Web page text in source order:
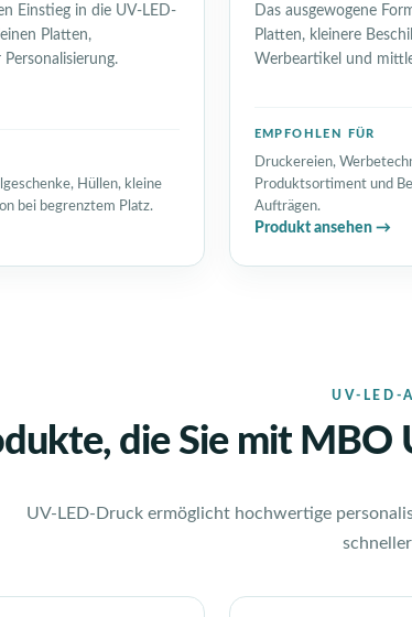
Einstieg in die UV-LED-
Platten,
Hüllen, kleine
bei begrenztem Platz.
Das ausgewogene
Platten, kleinere
Werbeartikel und
EMPFOHLEN FÜR
Druckereien,
Produktsortiment und
Aufträgen.
Produkt ansehen →
UV-LED-
die Sie mit MBO
UV-LED-Druck ermöglicht hochwertige